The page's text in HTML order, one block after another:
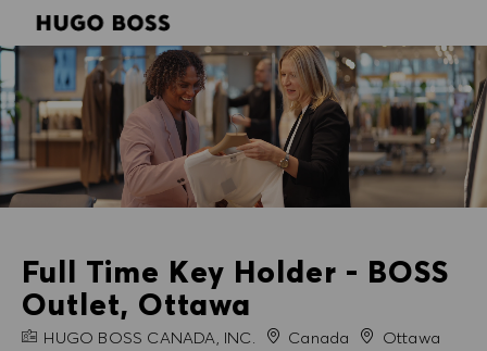
Full Time Key Holder - BOSS
Outlet, Ottawa
FIRMENNAME
HUGO BOSS CANADA, INC. Canada StadtOttawa